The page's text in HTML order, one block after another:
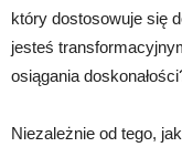
który dostosowuje się
jesteś
osiągania
Niezależnie od tego,